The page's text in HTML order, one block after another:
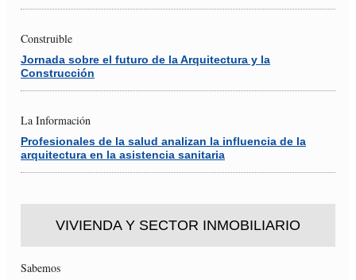
Construible
Jornada sobre el futuro de la Arquitectura y la
Construcción
La Información
Profesionales de la salud analizan la influencia de la
arquitectura en la asistencia sanitaria
VIVIENDA Y SECTOR INMOBILIARIO
Sabemos